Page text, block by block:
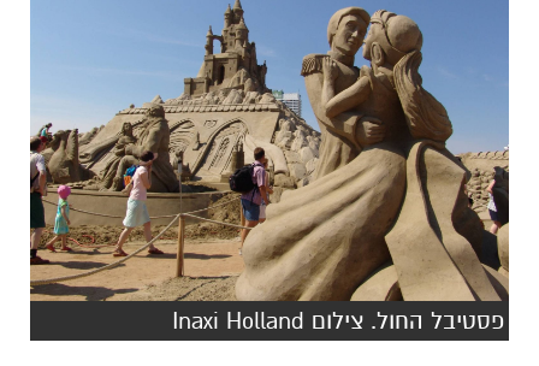
פסטיבל החול. צילום Inaxi Holland